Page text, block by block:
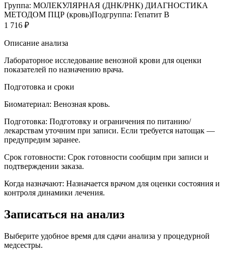
Группа: МОЛЕКУЛЯРНАЯ (ДНК/РНК) ДИАГНОСТИКА
МЕТОДОМ ПЦР (кровь)Подгруппа: Гепатит В
1 716 ₽
Описание анализа
Лабораторное исследование венозной крови для оценки
показателей по назначению врача.
Подготовка и сроки
Биоматериал: Венозная кровь.
Подготовка: Подготовку и ограничения по питанию/
лекарствам уточним при записи. Если требуется натощак —
предупредим заранее.
Срок готовности: Срок готовности сообщим при записи и
подтверждении заказа.
Когда назначают: Назначается врачом для оценки состояния и
контроля динамики лечения.
Записаться на анализ
Выберите удобное время для сдачи анализа у процедурной
медсестры.